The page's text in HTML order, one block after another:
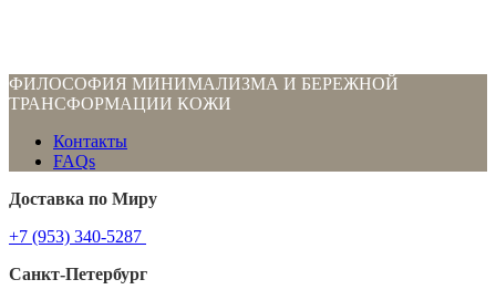
ФИЛОСОФИЯ МИНИМАЛИЗМА И БЕРЕЖНОЙ
ТРАНСФОРМАЦИИ КОЖИ
Контакты
FAQs
Доставка по Миру
+7 (953) 340-5287
Санкт-Петербург